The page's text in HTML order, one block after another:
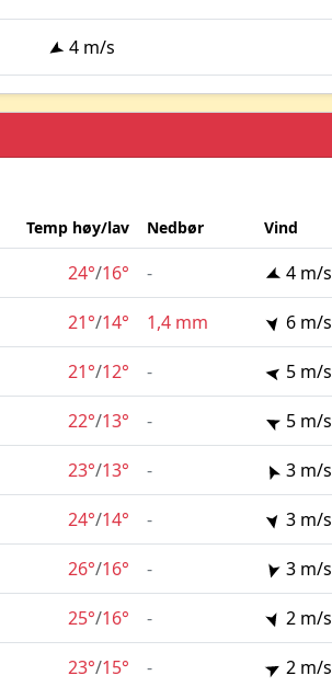
4 m/s
Temp høy/lav Nedbør Vind
24°/16° - 4 m/s
21°/14° 1,4 mm 6 m/s
21°/12° - 5 m/s
22°/13° - 5 m/s
23°/13° - 3 m/s
24°/14° - 3 m/s
26°/16° - 3 m/s
25°/16° - 2 m/s
23°/15° - 2 m/s